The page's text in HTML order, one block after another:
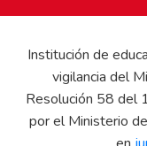
Institución de
vigilancia del
Resolución 58 del
por el Ministerio